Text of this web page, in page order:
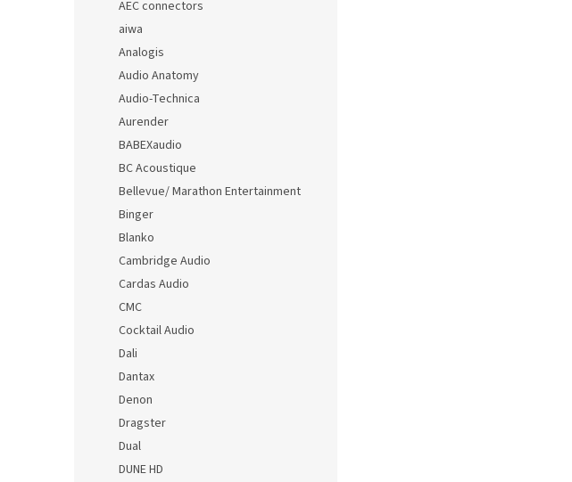
AEC connectors
aiwa
Analogis
Audio Anatomy
Audio-Technica
Aurender
BABEXaudio
BC Acoustique
Bellevue/ Marathon Entertainment
Binger
Blanko
Cambridge Audio
Cardas Audio
CMC
Cocktail Audio
Dali
Dantax
Denon
Dragster
Dual
DUNE HD